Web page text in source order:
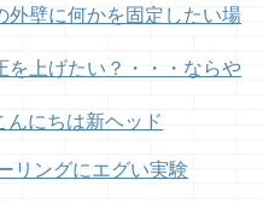
外壁に何かを固定したい場
を上げたい？・・・ならや
んにちは新ヘッド
リングにエグい実験